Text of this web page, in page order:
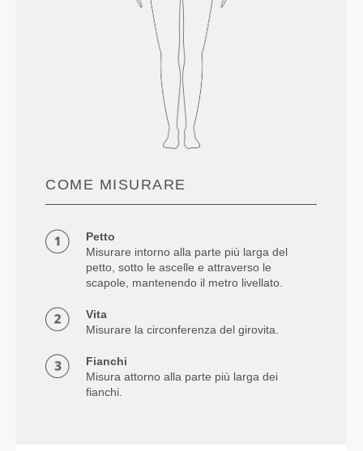
COME MISURARE
Petto
Misurare intorno alla parte più larga del
petto, sotto le ascelle e attraverso le
scapole, mantenendo il metro livellato.
Vita
Misurare la circonferenza del girovita.
Fianchi
Misura attorno alla parte più larga dei
fianchi.